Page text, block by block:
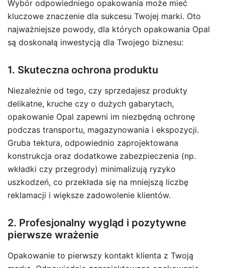
Wybór odpowiedniego opakowania może mieć
kluczowe znaczenie dla sukcesu Twojej marki. Oto
najważniejsze powody, dla których opakowania Opal
są doskonałą inwestycją dla Twojego biznesu:
1. Skuteczna ochrona produktu
Niezależnie od tego, czy sprzedajesz produkty
delikatne, kruche czy o dużych gabarytach,
opakowanie Opal zapewni im niezbędną ochronę
podczas transportu, magazynowania i ekspozycji.
Gruba tektura, odpowiednio zaprojektowana
konstrukcja oraz dodatkowe zabezpieczenia (np.
wkładki czy przegrody) minimalizują ryzyko
uszkodzeń, co przekłada się na mniejszą liczbę
reklamacji i większe zadowolenie klientów.
2. Profesjonalny wygląd i pozytywne
pierwsze wrażenie
Opakowanie to pierwszy kontakt klienta z Twoją